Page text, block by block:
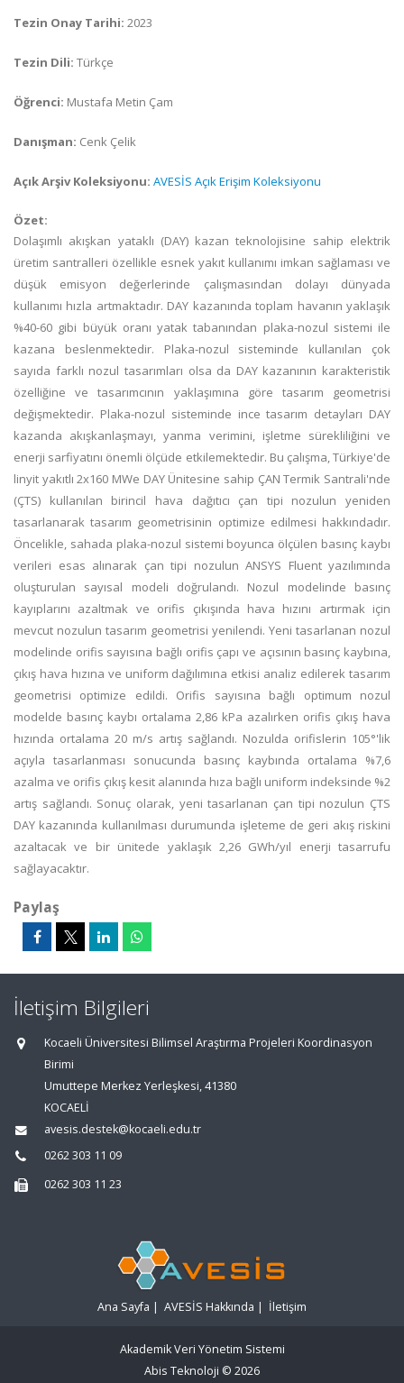
Tezin Onay Tarihi: 2023
Tezin Dili: Türkçe
Öğrenci: Mustafa Metin Çam
Danışman: Cenk Çelik
Açık Arşiv Koleksiyonu: AVESİS Açık Erişim Koleksiyonu
Özet:
Dolaşımlı akışkan yataklı (DAY) kazan teknolojisine sahip elektrik
üretim santralleri özellikle esnek yakıt kullanımı imkan sağlaması ve
düşük emisyon değerlerinde çalışmasından dolayı dünyada
kullanımı hızla artmaktadır. DAY kazanında toplam havanın yaklaşık
%40-60 gibi büyük oranı yatak tabanından plaka-nozul sistemi ile
kazana beslenmektedir. Plaka-nozul sisteminde kullanılan çok
sayıda farklı nozul tasarımları olsa da DAY kazanının karakteristik
özelliğine ve tasarımcının yaklaşımına göre tasarım geometrisi
değişmektedir. Plaka-nozul sisteminde ince tasarım detayları DAY
kazanda akışkanlaşmayı, yanma verimini, işletme sürekliliğini ve
enerji sarfiyatını önemli ölçüde etkilemektedir. Bu çalışma, Türkiye'de
linyit yakıtlı 2x160 MWe DAY Ünitesine sahip ÇAN Termik Santrali'nde
(ÇTS) kullanılan birincil hava dağıtıcı çan tipi nozulun yeniden
tasarlanarak tasarım geometrisinin optimize edilmesi hakkındadır.
Öncelikle, sahada plaka-nozul sistemi boyunca ölçülen basınç kaybı
verileri esas alınarak çan tipi nozulun ANSYS Fluent yazılımında
oluşturulan sayısal modeli doğrulandı. Nozul modelinde basınç
kayıplarını azaltmak ve orifis çıkışında hava hızını artırmak için
mevcut nozulun tasarım geometrisi yenilendi. Yeni tasarlanan nozul
modelinde orifis sayısına bağlı orifis çapı ve açısının basınç kaybına,
çıkış hava hızına ve uniform dağılımına etkisi analiz edilerek tasarım
geometrisi optimize edildi. Orifis sayısına bağlı optimum nozul
modelde basınç kaybı ortalama 2,86 kPa azalırken orifis çıkış hava
hızında ortalama 20 m/s artış sağlandı. Nozulda orifislerin 105°'lik
açıyla tasarlanması sonucunda basınç kaybında ortalama %7,6
azalma ve orifis çıkış kesit alanında hıza bağlı uniform indeksinde %2
artış sağlandı. Sonuç olarak, yeni tasarlanan çan tipi nozulun ÇTS
DAY kazanında kullanılması durumunda işleteme de geri akış riskini
azaltacak ve bir ünitede yaklaşık 2,26 GWh/yıl enerji tasarrufu
sağlayacaktır.
Paylaş
İletişim Bilgileri
Kocaeli Üniversitesi Bilimsel Araştırma Projeleri Koordinasyon
Birimi
Umuttepe Merkez Yerleşkesi, 41380
KOCAELİ
avesis.destek@kocaeli.edu.tr
0262 303 11 09
0262 303 11 23
Ana Sayfa | AVESİS Hakkında | İletişim
Akademik Veri Yönetim Sistemi
Abis Teknoloji © 2026